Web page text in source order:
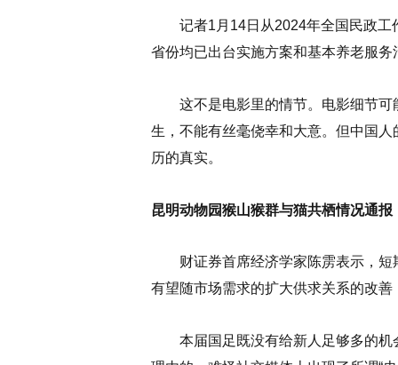
记者1月14日从2024年全国民政工
省份均已出台实施方案和基本养老服务
这不是电影里的情节。电影细节可
生，不能有丝毫侥幸和大意。但中国
历的真实。
昆明动物园猴山猴群与猫共栖情况通
财证券首席经济学家陈雳表示，短
有望随市场需求的扩大供求关系的改
本届国足既没有给新人足够多的机